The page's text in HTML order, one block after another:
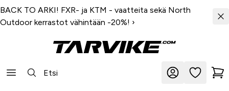
BACK TO ARKI! FXR- ja KTM - vaatteita sekä North
Outdoor kerrastot vähintään -20%! ›